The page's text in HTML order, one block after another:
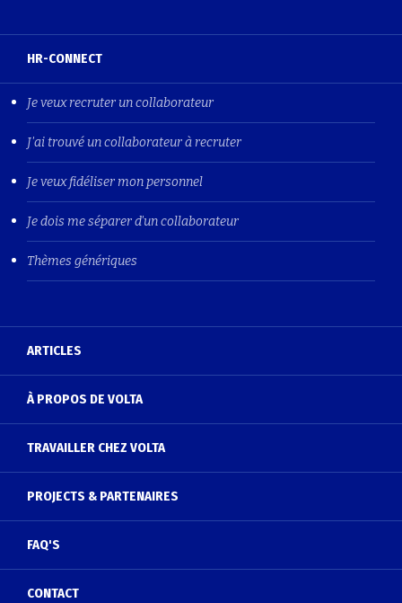
HR-CONNECT
Je veux recruter un collaborateur
J'ai trouvé un collaborateur à recruter
Je veux fidéliser mon personnel
Je dois me séparer d'un collaborateur
Thèmes génériques
ARTICLES
À PROPOS DE VOLTA
TRAVAILLER CHEZ VOLTA
PROJECTS & PARTENAIRES
FAQ'S
CONTACT